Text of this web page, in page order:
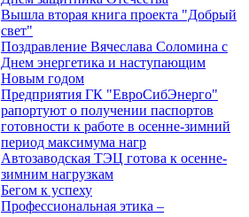
Вышла вторая книга проекта "Добрый
свет"
Поздравление Вячеслава Соломина с
Днем энергетика и наступающим
Новым годом
Предприятия ГК "ЕвроСибЭнерго"
рапортуют о получении паспортов
готовности к работе в осенне-зимний
период максимума нагр
Автозаводская ТЭЦ готова к осенне-
зимним нагрузкам
Бегом к успеху
Профессиональная этика –